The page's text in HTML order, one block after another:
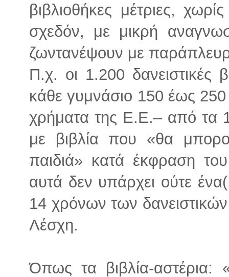
βιβλιοθήκες μέτριες,
σχεδόν, με μικρή
ζωντανέψουν με
Π.χ. οι 1.200 δανειστικές
κάθε γυμνάσιο 150 έως
χρήματα της Ε.Ε.– από τα
με βιβλία που «θα
παιδιά» κατά έκφραση
αυτά δεν υπάρχει ούτε
14 χρόνων των
Λέσχη.
Όπως τα βιβλία-αστέρια: